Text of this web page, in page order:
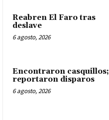
Reabren El Faro tras
deslave
6 agosto, 2026
Encontraron casquillos;
reportaron disparos
6 agosto, 2026